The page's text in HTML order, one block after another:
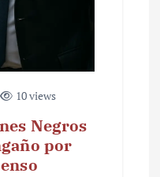
10 views
Negros
por